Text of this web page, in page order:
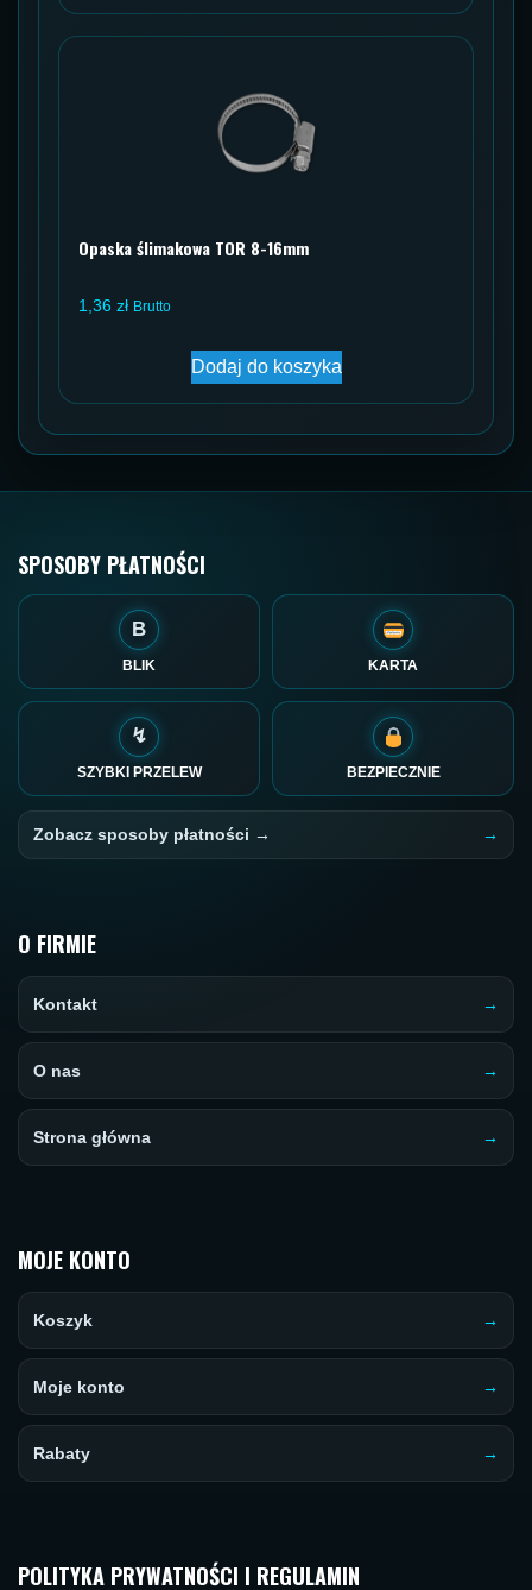
Opaska ślimakowa TOR 8-16mm
1,36 zł Brutto
Dodaj do koszyka
SPOSOBY PŁATNOŚCI
B
BLIK KARTA
↯
SZYBKI PRZELEW BEZPIECZNIE
Zobacz sposoby płatności →
O FIRMIE
Kontakt
O nas
Strona główna
MOJE KONTO
Koszyk
Moje konto
Rabaty
POLITYKA PRYWATNOŚCI I REGULAMIN